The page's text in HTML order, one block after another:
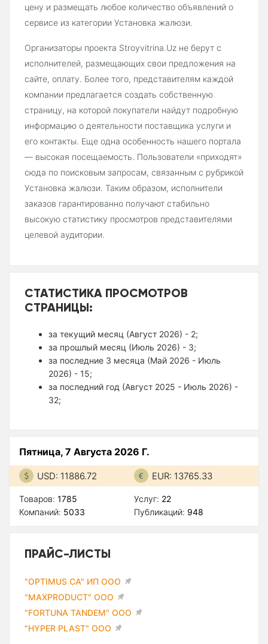
цену и размещать любое количество объявлений о
сервисе из категории Установка жалюзи.
Организаторы проекта Stroyvitrina.Uz не берут с
исполнителей, размещающих свои предложения на
сайте, оплату. Более того, представителям каждой
компании предлагается создать собственную
страницу, на которой покупатели найдут подробную
информацию о деятельности поставщика услуги и
его контакты. Еще одна особенность нашего портала
— высокая посещаемость. Пользователи «приходят»
сюда по поисковым запросам, связанным с рубрикой
Установка жалюзи. Таким образом, исполнители
заказов гарантированно получают стабильно
высокую статистику просмотров представителями
целевой аудитории.
СТАТИСТИКА ПРОСМОТРОВ
СТРАНИЦЫ:
за текущий месяц (Август 2026) - 2;
за прошлый месяц (Июль 2026) - 3;
за последние 3 месяца (Май 2026 - Июль
2026) - 15;
за последний год (Август 2025 - Июль 2026) -
32;
Пятница, 7 Августа 2026 Г.
USD: 11886.72 EUR: 13765.33
Товаров: 1785
Компаний: 5033
Услуг: 22
Публикаций: 948
ПРАЙС-ЛИСТЫ
"OPTIMUS CA" ИП ООО
"MAXPRODUCT" ООО
"FORTUNA TANDEM" ООО
"HYPER PLAST" ООО